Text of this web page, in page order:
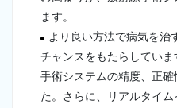
ます。
より良い方法で病気を治
チャンスをもたらしてい
手術システムの精度、正
た。さらに、リアルタイ